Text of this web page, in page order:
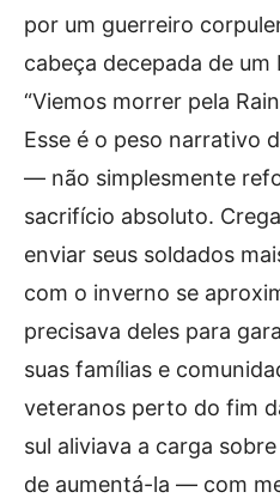
por um guerreiro
cabeça decepada de
“Viemos morrer pela
Esse é o peso narrativo
— não simplesmente
sacrifício absoluto.
enviar seus soldados
com o inverno se
precisava deles para
suas famílias e
veteranos perto do fim
sul aliviava a carga
de aumentá-la — com